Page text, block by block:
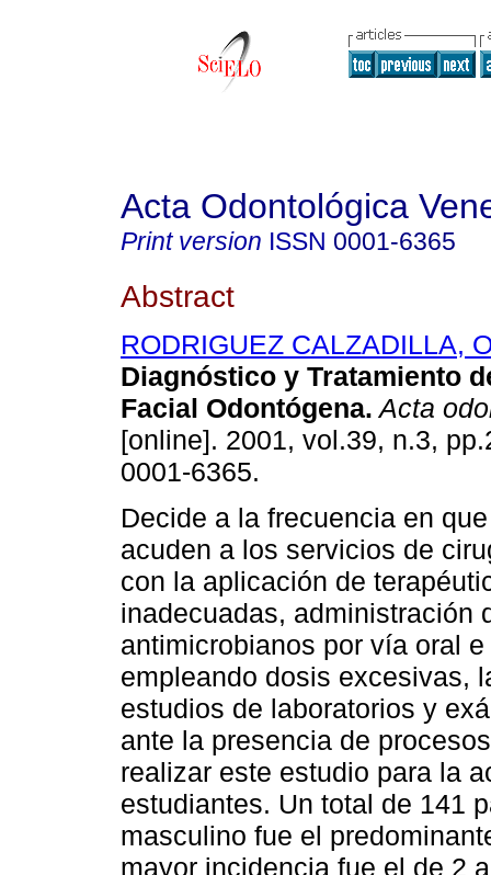
Acta Odontológica
Print version ISSN 0001-6365
Abstract
RODRIGUEZ CALZADILLA,
Diagnóstico y Tratamiento
Facial Odontógena. Acta
[online]. 2001, vol.39, n.3,
0001-6365.
Decide a la frecuencia en
acuden a los servicios de
con la aplicación de
inadecuadas, administración
antimicrobianos por vía oral
empleando dosis excesivas,
estudios de laboratorios y
ante la presencia de
realizar este estudio para la
estudiantes. Un total de 141
masculino fue el
mayor incidencia fue el de 2